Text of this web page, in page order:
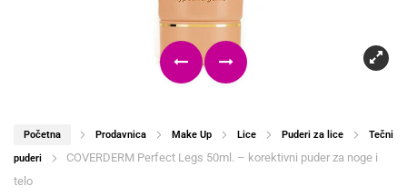
Početna Prodavnica Make Up Lice Puderi za lice
Tečni
puderi
COVERDERM Perfect Legs 50ml. – korektivni puder za noge i
telo